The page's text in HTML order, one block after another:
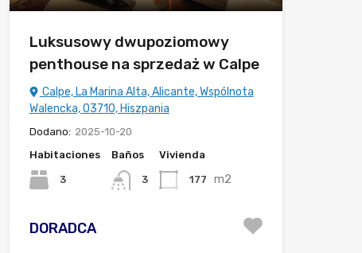
Luksusowy dwupoziomowy
penthouse na sprzedaż w Calpe
Calpe, La Marina Alta, Alicante, Wspólnota
Walencka, 03710, Hiszpania
Dodano: 2025-10-20
Habitaciones
3
Baños
3
Vivienda
177 m2
DORADCA